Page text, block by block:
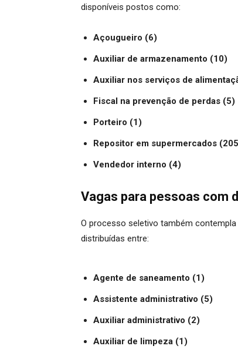
disponíveis postos como:
Açougueiro (6)
Auxiliar de armazenamento (10)
Auxiliar nos serviços de
Fiscal na prevenção de perdas (5)
Porteiro (1)
Repositor em supermercados
Vendedor interno (4)
Vagas para pessoas com
O processo seletivo também
distribuídas entre:
Agente de saneamento (1)
Assistente administrativo (5)
Auxiliar administrativo (2)
Auxiliar de limpeza (1)